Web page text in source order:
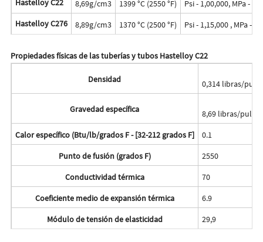
Hastelloy C22
8,69g/cm3 1399 °C (2550 °F)
Psi - 1,00,000, MPa -
Hastelloy C276
8,89g/cm3 1370 °C (2500 °F) Psi - 1,15,000 , MPa -
Propiedades físicas de las tuberías y tubos Hastelloy C22
Densidad 0,314 libras/
Gravedad específica
8,69 libras/
Calor específico (Btu/lb/grados F - [32-212 grados F]
0.1
Punto de fusión (grados F)
2550
Conductividad térmica
70
Coeficiente medio de expansión térmica
6.9
Módulo de tensión de elasticidad
29,9